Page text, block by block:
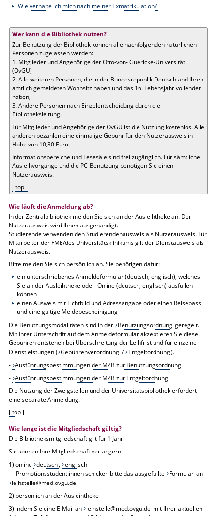
Wie verhalte ich mich nach meiner Exmatrikulation?
Wer kann die Bibliothek nutzen?
Zur Benutzung der Bibliothek können alle nachfolgenden natürlichen
Personen zugelassen werden:
1. Mitglieder und Angehörige der Otto-von- Guericke-Universität
(OvGU)
2. Alle weiteren Personen, die in der Bundesrepublik Deutschland Ihren
amtlich gemeldeten Wohnsitz haben und das 16. Lebensjahr vollendet
haben,
3. Andere Personen nach Einzelentscheidung durch die
Bibliotheksleitung.
Für Mitglieder und Angehörige der OvGU ist die Nutzung kostenlos. Alle
anderen bezahlen eine einmalige Gebühr für den Nutzerausweis in
Höhe von 10,30 Euro.
Informationsbereiche und Lesesäle sind frei zugänglich. Für sämtliche
Ausleihvorgänge und die PC-Benutzung benötigen Sie einen
Nutzerausweis.
[ top ]
Wie läuft die Anmeldung ab?
In der Zentralbibliothek melden Sie sich an der Ausleihtheke an. Der
Nutzerausweis wird Ihnen ausgehändigt.
Studierende verwenden den Studierendenausweis als Nutzerausweis. Für
Mitarbeiter der FME/des Universitätsklinikums gilt der Dienstausweis als
Nutzerausweis.
Bitte melden Sie sich persönlich an. Sie benötigen dafür:
ein unterschriebenes Anmeldeformular (deutsch,englisch), welches
Sie an der Ausleihtheke oder Online (deutsch,englisch)ausfüllen
können
einen Ausweis mit Lichtbild und Adressangabe oder einen Reisepass
und eine gültige Meldebescheinigung
Die Benutzungsmodalitäten sind in der Benutzungsordnung geregelt.
Mit Ihrer Unterschrift auf dem Anmeldeformular akzeptieren Sie diese.
Gebühren entstehen bei Überschreitung der Leihfrist und für einzelne
Dienstleistungen ( Gebührenverordnung / Entgeltordnung).
- Ausführungsbestimmungen der MZB zur Benutzungsordnung
- Ausführungsbestimmungen der MZB zur Entgeltordnung
Die Nutzung der Zweigstellen und der Universitätsbibliothek erfordert
eine separate Anmeldung.
[ top ]
Wie lange ist die Mitgliedschaft gültig?
Die Bibliotheksmitgliedschaft gilt für 1 Jahr.
Sie können Ihre Mitgliedschaft verlängern
1) online
deutsch,
englisch
Promotionsstudent:innen schicken bitte das ausgefüllte
Formular an
leihstelle@med.ovgu.de
2) persönlich an der Ausleihtheke
3) indem Sie eine E-Mail an leihstelle@med.ovgu.de mit Ihrer aktuellen